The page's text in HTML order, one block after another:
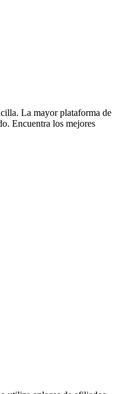
La mayor plataforma de
Encuentra los mejores